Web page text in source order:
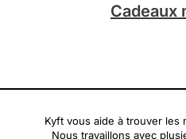
Cadeaux
Kyft vous aide à trouver les
Nous travaillons avec